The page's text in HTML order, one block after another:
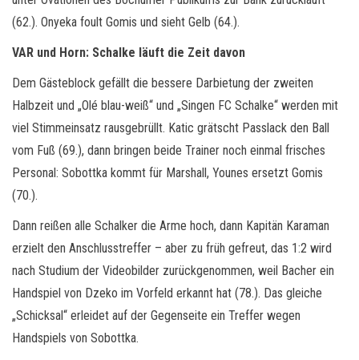
(62.). Onyeka foult Gomis und sieht Gelb (64.).
VAR und Horn: Schalke läuft die Zeit davon
Dem Gästeblock gefällt die bessere Darbietung der zweiten
Halbzeit und „Olé blau-weiß“ und „Singen FC Schalke“ werden mit
viel Stimmeinsatz rausgebrüllt. Katic grätscht Passlack den Ball
vom Fuß (69.), dann bringen beide Trainer noch einmal frisches
Personal: Sobottka kommt für Marshall, Younes ersetzt Gomis
(70.).
Dann reißen alle Schalker die Arme hoch, dann Kapitän Karaman
erzielt den Anschlusstreffer – aber zu früh gefreut, das 1:2 wird
nach Studium der Videobilder zurückgenommen, weil Bacher ein
Handspiel von Dzeko im Vorfeld erkannt hat (78.). Das gleiche
„Schicksal“ erleidet auf der Gegenseite ein Treffer wegen
Handspiels von Sobottka.